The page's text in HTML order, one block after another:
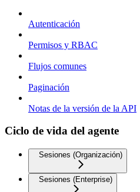
Autenticación
Permisos y RBAC
Flujos comunes
Paginación
Notas de la versión de la API
Ciclo de vida del agente
Sesiones (Organización)
Sesiones (Enterprise)